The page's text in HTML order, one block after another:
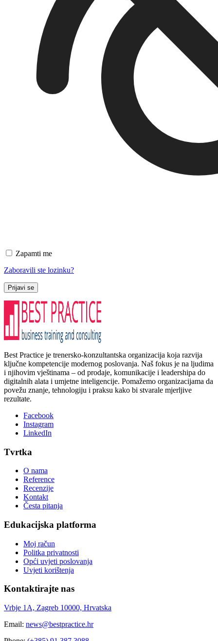
Zapamti me
Zaboravili ste lozinku?
Prijavi se
Best Practice je trenersko-konzultantska organizacija koja razvija
ključne kompetencije modernog poslovanja. Naš fokus je na ljudima
i njihovim vještinama – od prodaje, komunikacije i leadershipa do
digitalnih alata i umjetne inteligencije. Pomažemo organizacijama da
povežu znanje, tehnologiju i praksu kako bi stvarale mjerljive
rezultate.
Facebook
Instagram
LinkedIn
Tvrtka
O nama
Reference
Recenzije
Kontakt
Česta pitanja
Edukacijska platforma
Moj račun
Politka privatnosti
Opći uvjeti poslovanja
Uvjeti korištenja
Kontaktirajte nas
Vrbje 1A, Zagreb 10000, Hrvatska
Email: news@bestpractice.hr